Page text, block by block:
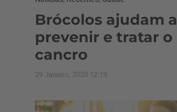
Brócolos ajudam a
prevenir e tratar o
cancro
29 Janeiro, 2020 12:19